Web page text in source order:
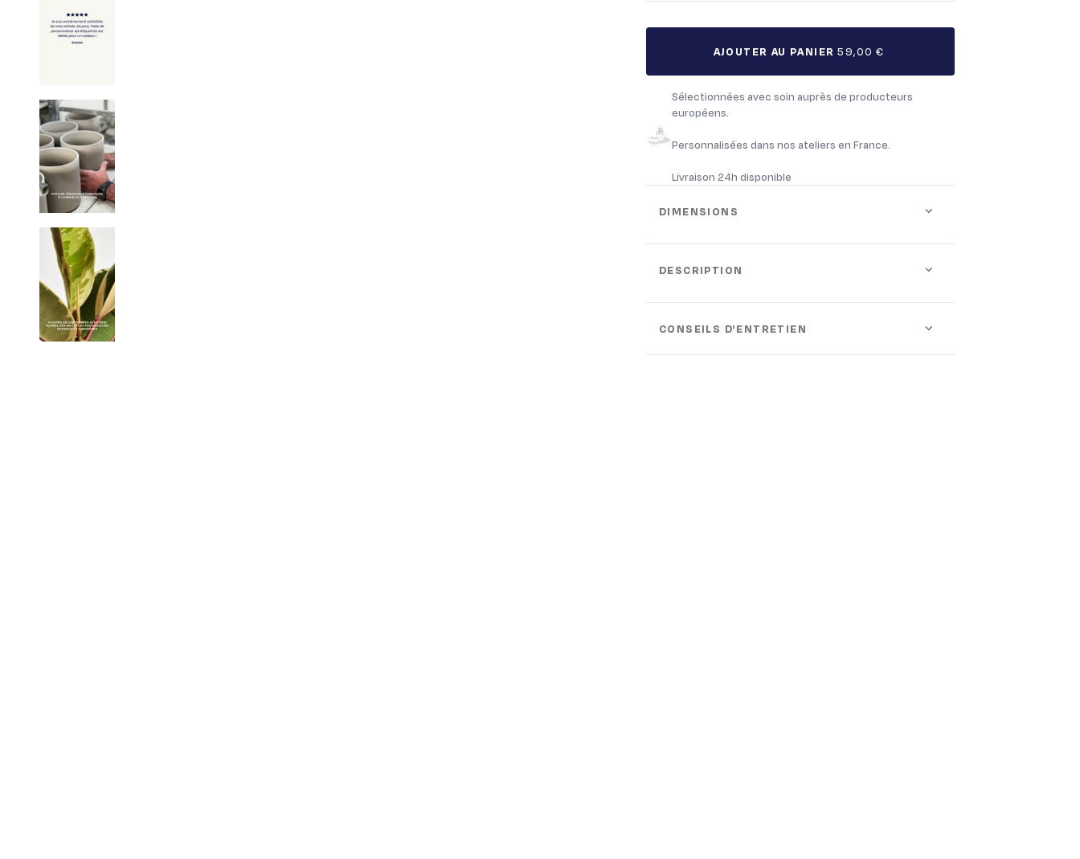
AJOUTER AU PANIER 59,00 €
Sélectionnées avec soin auprès de producteurs
européens.
Personnalisées dans nos ateliers en France.
Livraison 24h disponible
DIMENSIONS
DESCRIPTION
CONSEILS D'ENTRETIEN